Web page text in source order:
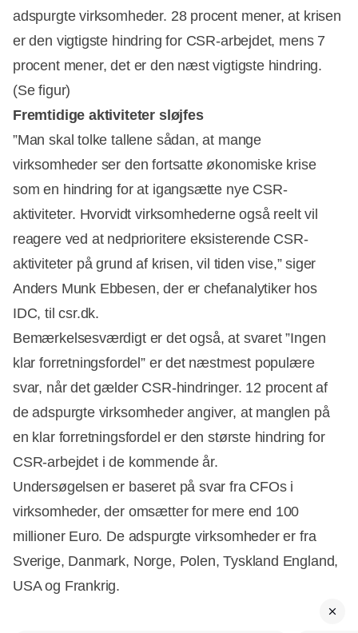
adspurgte virksomheder. 28 procent mener, at krisen
er den vigtigste hindring for CSR-arbejdet, mens 7
procent mener, det er den næst vigtigste hindring.
(Se figur)
Fremtidige aktiviteter sløjfes
”Man skal tolke tallene sådan, at mange
virksomheder ser den fortsatte økonomiske krise
som en hindring for at igangsætte nye CSR-
aktiviteter. Hvorvidt virksomhederne også reelt vil
reagere ved at nedprioritere eksisterende CSR-
aktiviteter på grund af krisen, vil tiden vise,” siger
Anders Munk Ebbesen, der er chefanalytiker hos
IDC, til csr.dk.
Bemærkelsesværdigt er det også, at svaret ”Ingen
klar forretningsfordel” er det næstmest populære
svar, når det gælder CSR-hindringer. 12 procent af
de adspurgte virksomheder angiver, at manglen på
en klar forretningsfordel er den største hindring for
CSR-arbejdet i de kommende år.
Undersøgelsen er baseret på svar fra CFOs i
virksomheder, der omsætter for mere end 100
millioner Euro. De adspurgte virksomheder er fra
Sverige, Danmark, Norge, Polen, Tyskland England,
USA og Frankrig.